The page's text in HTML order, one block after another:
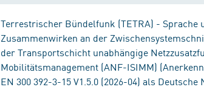
Terrestrischer Bündelfunk (TETRA) - Sprache
Zusammenwirken an der
der Transportschicht unabhängige
Mobilitätsmanagement (ANF-ISIMM)
EN 300 392-3-15 V1.5.0 (2026-04) als Deutsche